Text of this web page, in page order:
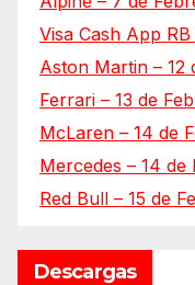
Visa Cash App
Aston Martin – 12
Ferrari – 13 de
McLaren – 14 de
Mercedes – 14 de
Red Bull – 15 de
Descargas